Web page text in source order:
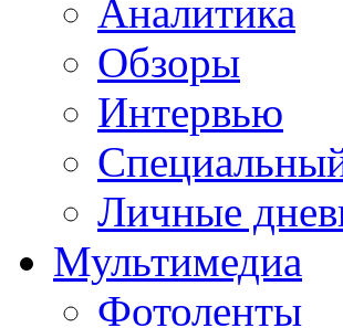
Аналитика
Обзоры
Интервью
Личные
Мультимедиа
Фотоленты